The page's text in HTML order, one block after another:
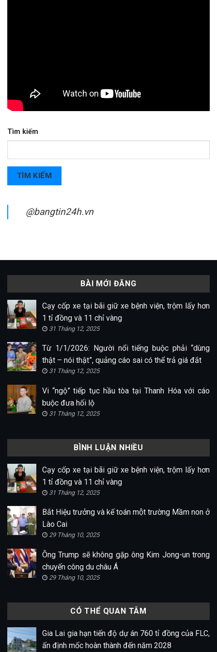
Tìm kiếm
TÌM KIẾM
@bangtin24h.vn
BÀI MỚI ĐĂNG
Cạy cốp xe tại bãi giữ xe bệnh viện, trộm lấy hơn
1 tỉ đồng và 11 chỉ vàng
31 Tháng 12, 2025
Từ 1/1/2026: Người nổi tiếng buộc phải “dùng
thật – nói thật”, quảng cáo sai có thể trả giá đắt
31 Tháng 12, 2025
Vi “ngộ” tiếp tục hầu tòa tại Thanh Hóa với cáo
buộc đưa hối lộ
31 Tháng 12, 2025
BÌNH LUẬN NHIỀU
Cạy cốp xe tại bãi giữ xe bệnh viện, trộm lấy hơn
1 tỉ đồng và 11 chỉ vàng
31 Tháng 12, 2025
Bắt Hiệu trưởng và kế toán một trường Mầm non ở
Lào Cai
29 Tháng 10, 2025
Ông Trump sẽ không gặp ông Kim Jong-un trong
chuyến công du châu Á
29 Tháng 10, 2025
CÓ THỂ QUAN TÂM
Gia Lai gia hạn tiến độ dự án 760 tỉ đồng của FLC,
ấn định mốc hoàn thành đến năm 2028